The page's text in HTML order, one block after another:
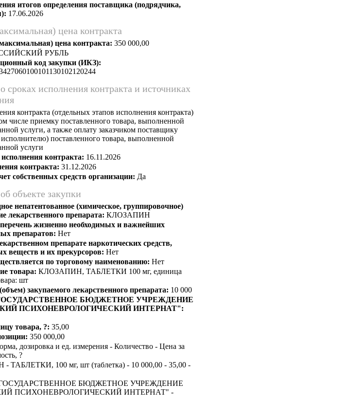
итогов определения поставщика (подрядчика,
17.06.2026
цена контракта
цена контракта: 350 000,00
РУБЛЬ
код закупки (ИКЗ):
сроках исполнения контракта и источниках
контракта (отдельных этапов исполнения контракта)
числе приемку поставленного товара, выполненной
услуги, а также оплату заказчиком поставщику
поставленного товара, выполненной
услуги
контракта: 16.11.2026
контракта: 31.12.2026
собственных средств организации: Да
объекте закупки
непатентованное (химическое, группировочное)
лекарственного препарата: КЛОЗАПИН
жизненно необходимых и важнейших
препаратов: Нет
препарате наркотических средств,
веществ и их прекурсоров: Нет
по торговому наименованию: Нет
товара: КЛОЗАПИН, ТАБЛЕТКИ 100 мг, единица
шт
закупаемого лекарственного препарата: 10 000
БЮДЖЕТНОЕ УЧРЕЖДЕНИЕ
ПСИХОНЕВРОЛОГИЧЕСКИЙ ИНТЕРНАТ":
товара, ?: 35,00
350 000,00
дозировка и ед. измерения - Количество - Цена за
?
100 мг, шт (таблетка) - 10 000,00 - 35,00 -
БЮДЖЕТНОЕ УЧРЕЖДЕНИЕ
ПСИХОНЕВРОЛОГИЧЕСКИЙ ИНТЕРНАТ" -